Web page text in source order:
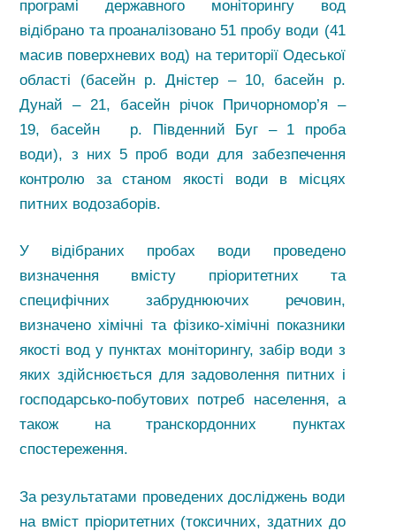
програмі державного моніторингу вод
відібрано та проаналізовано 51 пробу води (41
масив поверхневих вод) на території Одеської
області (басейн р. Дністер – 10, басейн р.
Дунай – 21, басейн річок Причорномор’я –
19, басейн р. Південний Буг – 1 проба
води), з них 5 проб води для забезпечення
контролю за станом якості води в місцях
питних водозаборів.
У відібраних пробах води проведено
визначення вмісту пріоритетних та
специфічних забруднюючих речовин,
визначено хімічні та фізико-хімічні показники
якості вод у пунктах моніторингу, забір води з
яких здійснюється для задоволення питних і
господарсько-побутових потреб населення, а
також на транскордонних пунктах
спостереження.
За результатами проведених досліджень води
на вміст пріоритетних (токсичних, здатних до